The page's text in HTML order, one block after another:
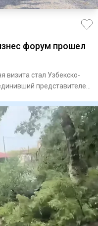
форум прошел
визита стал Узбекско-
представителей